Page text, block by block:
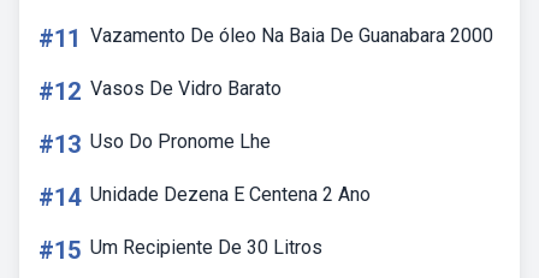
#11 Vazamento De óleo Na Baia De Guanabara 2000
#12 Vasos De Vidro Barato
#13 Uso Do Pronome Lhe
#14 Unidade Dezena E Centena 2 Ano
#15 Um Recipiente De 30 Litros